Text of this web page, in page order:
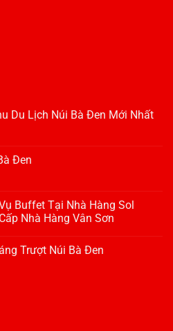
Du Lịch Núi Bà Đen Mới Nhất
Đen
Buffet Tại Nhà Hàng Sol
Nhà Hàng Vân Sơn
Trượt Núi Bà Đen